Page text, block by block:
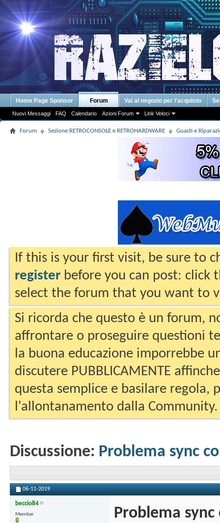
Home Page Sponsor Forum
Nuovi Messaggi FAQ Calendario Azioni Forum Link Veloci
Vai al negozio per l'acquisto
Forum Sezione RETROCONSOLE e RETROHARDWARE Guasti e
If this is your first visit, be sure to
register before you can post: click
select the forum that you want to
Si ricorda che questo è un forum,
affrontare o proseguire questioni
la buona educazione imporrebbe
discutere PUBBLICAMENTE
questa semplice e basilare regola,
l'allontanamento dalla Community.
Discussione: Problema sync
06-11-2019
beccio84
Member Problema sync